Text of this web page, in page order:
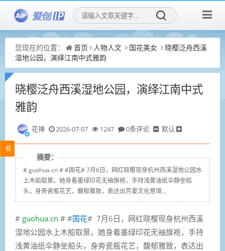
您现在的位置： 首页 人物人文 国花美女
晓樱泛舟西溪
湿地公园，演绎江南中式雅韵
晓樱泛舟西溪湿地公园，演绎江南中式
雅韵
花禅 2026-07-07 1247 0条评论 默认
摘要：
# guohua.cn # #国花# 7月6日，网红晓樱现身杭州西溪湿地公园水
上木船取景。她身着墨绿印花无袖旗袍，手持浅黄油纸伞静坐船
头，身旁瓷瓶花艺，馥郁雅致，表达出芳夏文化意境...
# guohua.cn # #国花# 7月6日，网红晓樱现身杭州西溪
湿地公园水上木船取景。她身着墨绿印花无袖旗袍，手持
浅黄油纸伞静坐船头，身旁瓷瓶花艺，馥郁雅致，表达出